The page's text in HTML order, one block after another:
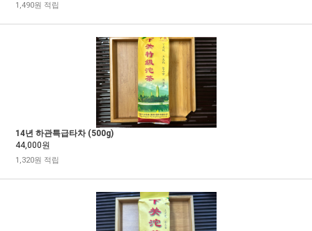
1,490원 적립
14년 하관특급타차 (500g)
44,000원
1,320원 적립